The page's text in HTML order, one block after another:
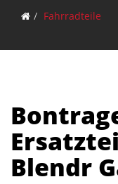
Fahrradteile
Blendr